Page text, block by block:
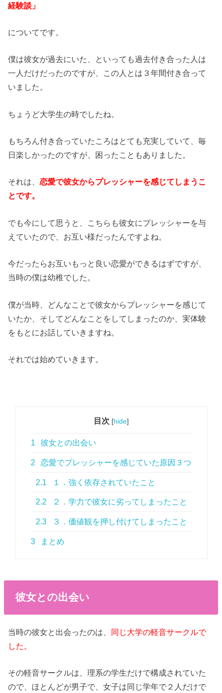
経験談」
についてです。
僕は彼女が過去にいた、といっても過去付き合った人は
一人だけだったのですが、この人とは３年間付き合って
いました。
ちょうど大学生の時でしたね。
もちろん付き合っていたころはとても充実していて、毎
日楽しかったのですが、困ったこともありました。
それは、恋愛で彼女からプレッシャーを感じてしまうこ
とです。
でも今にして思うと、こちらも彼女にプレッシャーを与
えていたので、お互い様だったんですよね。
今だったらお互いもっと良い恋愛ができるはずですが、
当時の僕は幼稚でした。
僕が当時、どんなことで彼女からプレッシャーを感じて
いたか、そしてどんなことをしてしまったのか、実体験
をもとにお話していきますね。
それでは始めていきます。
目次 [hide]
1 彼女との出会い
2 恋愛でプレッシャーを感じていた原因３つ
2.1 １．強く依存されていたこと
2.2 ２．学力で彼女に劣ってしまったこと
2.3 ３．価値観を押し付けてしまったこと
3 まとめ
彼女との出会い
当時の彼女と出会ったのは、 同じ大学の軽音サークルで
した。
その軽音サークルは、理系の学生だけで構成されていた
ので、ほとんどが男子で、女子は同じ学年で２人だけで